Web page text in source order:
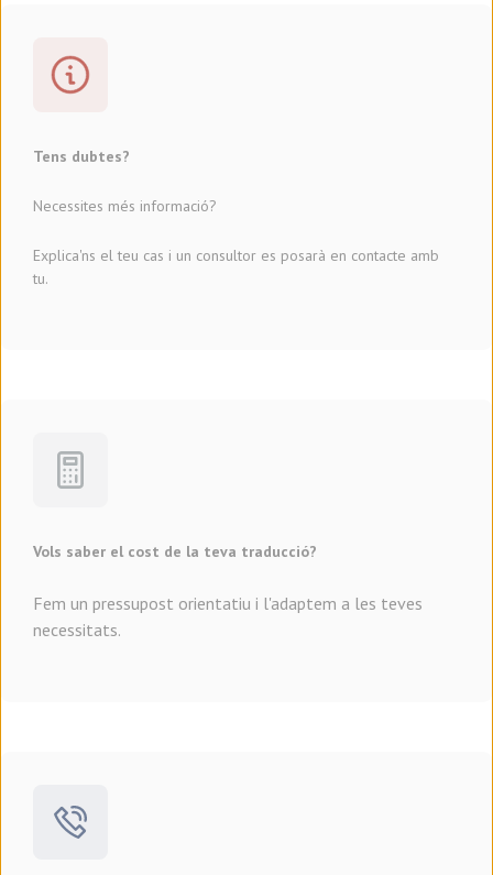
Tens dubtes?
Necessites més informació?
Explica'ns el teu cas i un consultor es posarà en contacte amb
tu.
Vols saber el cost de la teva traducció?
Fem un pressupost orientatiu i l'adaptem a les teves
necessitats.